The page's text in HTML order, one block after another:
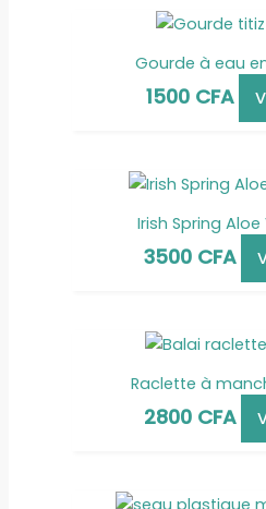
Gourde à eau
1500 CFA
Irish Spring
3500 CFA
Raclette à
2800 CFA